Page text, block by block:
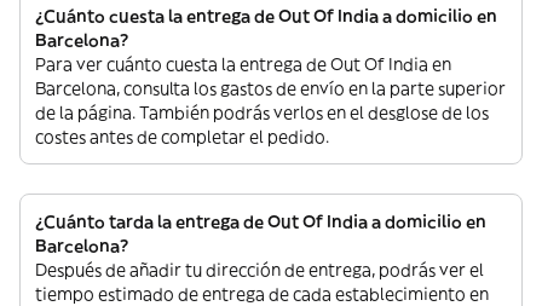
¿Cuánto cuesta la entrega de Out Of India a domicilio en
Barcelona?
Para ver cuánto cuesta la entrega de Out Of India en
Barcelona, consulta los gastos de envío en la parte superior
de la página. También podrás verlos en el desglose de los
costes antes de completar el pedido.
¿Cuánto tarda la entrega de Out Of India a domicilio en
Barcelona?
Después de añadir tu dirección de entrega, podrás ver el
tiempo estimado de entrega de cada establecimiento en